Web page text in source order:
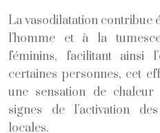
La vasodilatation contribue
l’homme et à la
féminins, facilitant ainsi
certaines personnes, cet
une sensation de
signes de l’activation
locales.